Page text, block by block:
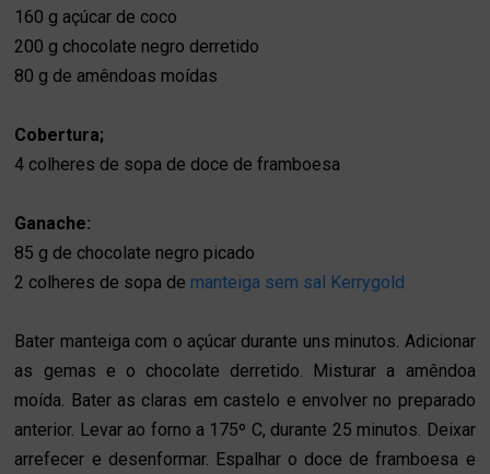
160 g açúcar de coco
200 g chocolate negro derretido
80 g de amêndoas moídas
Cobertura;
4 colheres de sopa de doce de framboesa
Ganache:
85 g de chocolate negro picado
2 colheres de sopa de manteiga sem sal Kerrygold
Bater manteiga com o açúcar durante uns minutos. Adicionar
as gemas e o chocolate derretido. Misturar a amêndoa
moída. Bater as claras em castelo e envolver no preparado
anterior. Levar ao forno a 175º C, durante 25 minutos. Deixar
arrefecer e desenformar. Espalhar o doce de framboesa e